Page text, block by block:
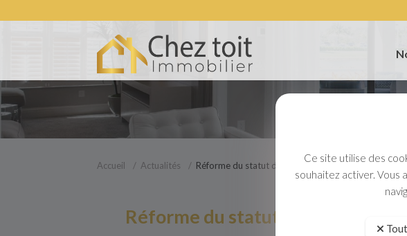
Accueil Actualités Réforme du statut de Location Meublé Non
Réforme du statut de Location
Ce site utilise des
souhaitez activer. Vous